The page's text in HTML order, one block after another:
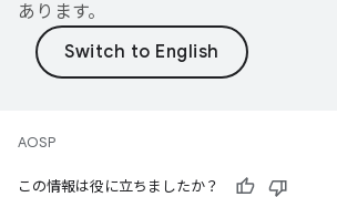
あります。
AOSP
この情報は役に立ちましたか？